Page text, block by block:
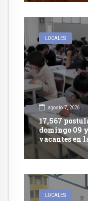
LOCALES
agosto 7, 2026
17,567
domingo 09
vacantes en
LOCALES